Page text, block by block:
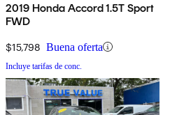
2019 Honda Accord 1.5T Sport
FWD
$15,798 Buena oferta
Incluye tarifas de conc.